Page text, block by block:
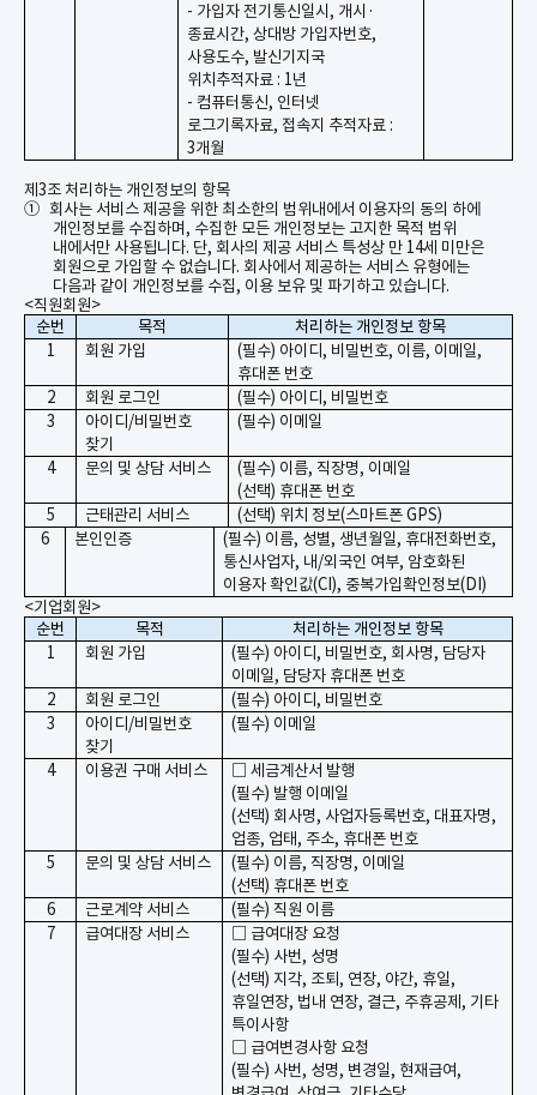
- 가입자 전기통신일시, 개시 ·
종료시간,상대방 가입자번호,
사용도수, 발신기지국
위치추적자료 : 1년
-컴퓨터통신, 인터넷
로그기록자료, 접속지 추적자료 :
3개월
제 3조 처리하는 개인정보의 항목
① 회사는 서비스 제공을 위한 최소한의 범위내에서 이용자의 동의 하에
개인정보를 수집하며, 수집한 모든 개인정보는 고지한 목적 범위
내에서만 사용됩니다. 단, 회사의 제공 서비스 특성상 만 14세 미만은
회원으로 가입할 수 없습니다. 회사에서 제공하는 서비스 유형에는
다음과 같이 개인정보를 수집, 이용 보유 및 파기하고 있습니다.
<직원회원>
순번
목적
처리하는 개인정보 항목
1
회원 가입 (필수) 아이디, 비밀번호, 이름, 이메일,
휴대폰 번호
2
회원 로그인 (필수) 아이디, 비밀번호
3
아이디 /비밀번호
찾기
(필수) 이메일
4 문의 및 상담 서비스 (필수) 이름, 직장명, 이메일
(선택) 휴대폰 번호
5
근태관리 서비스 (선택) 위치 정보(스마트폰GPS)
6
본인인증
(필수) 이름, 성별, 생년월일, 휴대전화번호,
통신사업자, 내/외국인 여부, 암호화된
이용자 확인값(CI), 중복가입확인정보(DI)
<기업회원>
순번
목적
처리하는 개인정보 항목
1
회원 가입 (필수) 아이디, 비밀번호,회사명, 담당자
이메일, 담당자 휴대폰 번호
2
회원 로그인 (필수) 아이디, 비밀번호
3
아이디 /비밀번호
찾기
(필수) 이메일
4 이용권 구매 서비스 □ 세금계산서 발행
(필수) 발행 이메일
(선택)회사명, 사업자등록번호, 대표자명,
업종, 업태, 주소, 휴대폰 번호
5
문의 및 상담 서비스 (필수) 이름, 직장명, 이메일
(선택) 휴대폰 번호
6
근로계약 서비스 (필수) 직원 이름
7
급여대장 서비스 □ 급여대장 요청
(필수) 사번, 성명
(선택)지각, 조퇴, 연장, 야간, 휴일,
휴일연장, 법내 연장, 결근, 주휴공제, 기타
특이사항
□ 급여변경사항 요청
(필수) 사번, 성명, 변경일, 현재급여,